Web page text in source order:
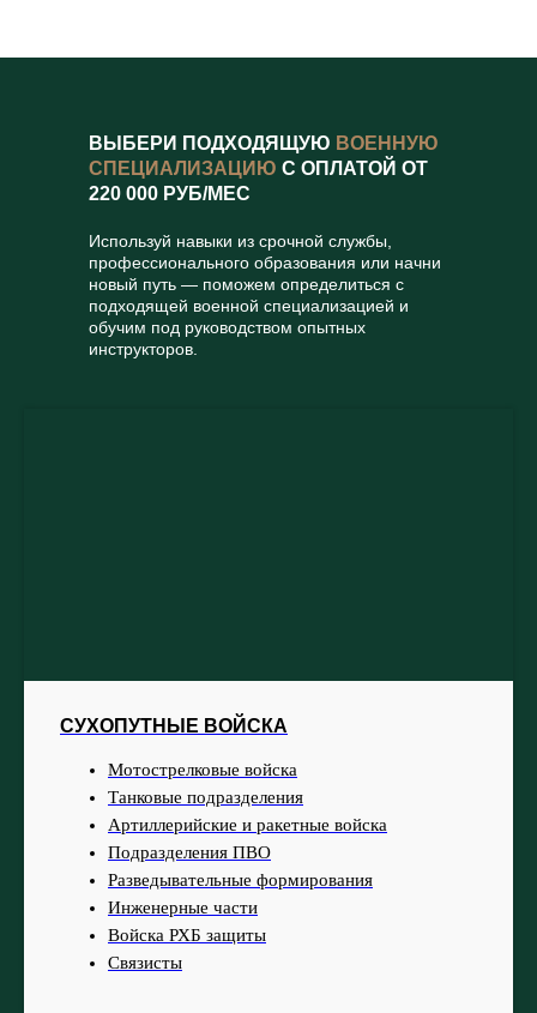
ВЫБЕРИ ПОДХОДЯЩУЮ ВОЕННУЮ
СПЕЦИАЛИЗАЦИЮ С ОПЛАТОЙ ОТ
220 000 РУБ/МЕС
Используй навыки из срочной службы,
профессионального образования или начни
новый путь — поможем определиться с
подходящей военной специализацией и
обучим под руководством опытных
инструкторов.
СУХОПУТНЫЕ ВОЙСКА
Мотострелковые войска
Танковые подразделения
Артиллерийские и ракетные войска
Подразделения ПВО
Разведывательные формирования
Инженерные части
Войска РХБ защиты
Связисты